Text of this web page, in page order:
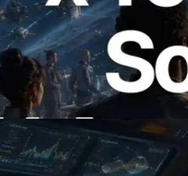
Enabled Solana
Waarin AI Agents
Betalen